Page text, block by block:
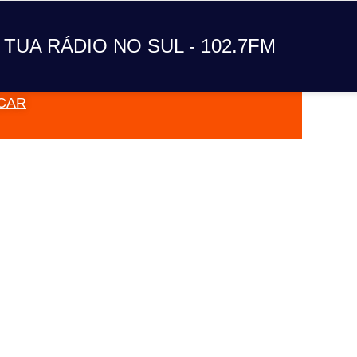
TUA RÁDIO NO SUL - 102.7FM
A TUA RÁDIO NO SUL